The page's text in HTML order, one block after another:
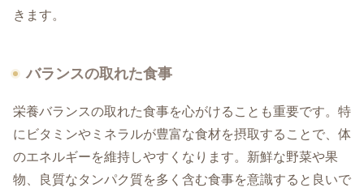
きます。
バランスの取れた食事
栄養バランスの取れた食事を心がけることも重要です。特
にビタミンやミネラルが豊富な食材を摂取することで、体
のエネルギーを維持しやすくなります。新鮮な野菜や果
物、良質なタンパク質を多く含む食事を意識すると良いで